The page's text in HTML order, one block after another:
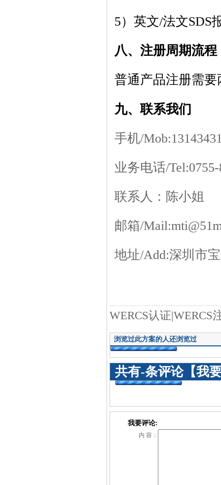
5）英文/法文SDS
八、注册周期流程
普通产品注册需
九、联系我们
手机/
业务电话/
联系人：陈小姐
邮箱/
地址/Add:深圳市
WERCS认证|WERCS
浏览过此方案的人还浏览过
共有-条评论【我
我要评论:
内 容：